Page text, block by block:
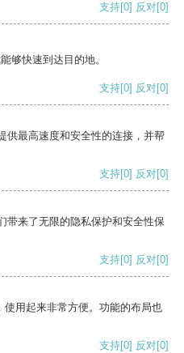
支持[0] 反对[0]
够快速到达目的地。
支持[0] 反对[0]
供最高速度和安全性的连接，并帮
支持[0] 反对[0]
带来了无限的隐私保护和安全性保
支持[0] 反对[0]
用起来非常方便。功能的布局也
支持[0] 反对[0]